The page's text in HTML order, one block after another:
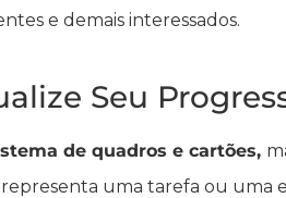
e demais interessados.
Seu
de quadros e cartões,
uma tarefa ou uma